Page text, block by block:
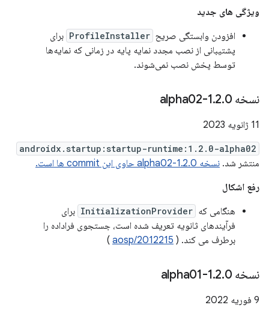
ویژگی های جدید
افزودن وابستگی صریح ProfileInstaller برای
پشتیبانی از نصب مجدد نمایه پایه در زمانی که نمایه‌ها
توسط پخش نصب نمی‌شوند.
نسخه 1 .2.0-alpha02
11 ژانویه 2023
androidx.startup:startup-runtime:1.2.0-alpha02
منتشر شد. نسخه 1.2.0-alpha02 حاوی این commit ها است.
رفع اشکال
هنگامی که InitializationProvider برای
فرآیندهای ثانویه تعریف شده است، جستجوی فراداده را
برطرف می کند. ( aosp/2012215
)
نسخه 1 .2.0-alpha01
9 فوریه 2022